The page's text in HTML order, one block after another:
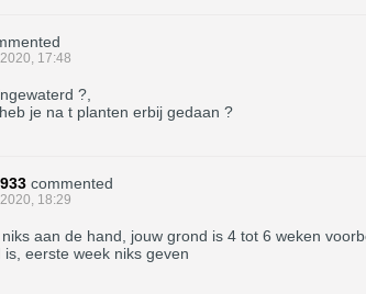
17:48
?,
je na t planten erbij gedaan ?
commented
18:29
aan de hand, jouw grond is 4 tot 6 weken
eerste week niks geven